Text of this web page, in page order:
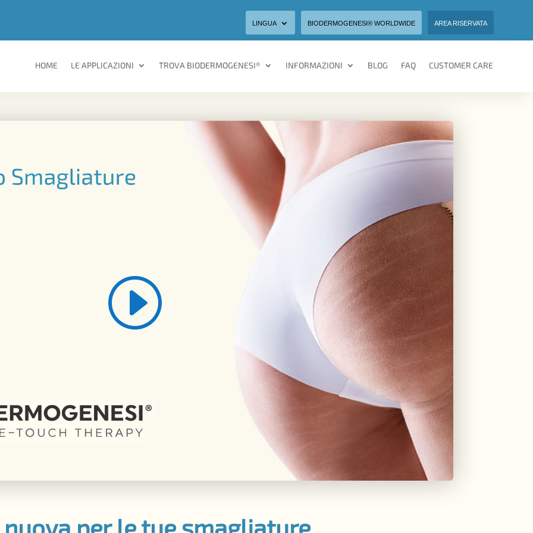
LINGUA BIODERMOGENESI® WORLDWIDE AREA RISERVATA
HOME LE APPLICAZIONI TROVA BIODERMOGENESI® INFORMAZIONI BLOG FAQ CUSTOMER CARE
per le tue smagliature